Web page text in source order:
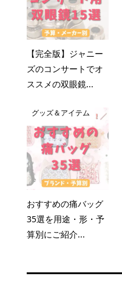
【完全版】ジャニー
ズのコンサートでオ
ススメの双眼鏡...
グッズ＆アイテム
おすすめの痛バッグ
35選を用途・形・予
算別にご紹介...